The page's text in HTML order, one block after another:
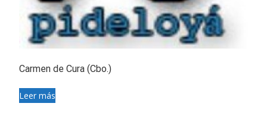
Carmen de Cura (Cbo.)
Leer más